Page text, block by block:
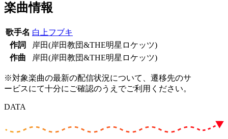
楽曲情報
歌手名 白上フブキ
作詞
岸田(岸田教団&THE明星ロケッツ)
作曲
岸田(岸田教団&THE明星ロケッツ)
※対象楽曲の最新の配信状況について、遷移先のサ
ービスにて十分にご確認のうえでご利用ください。
DATA